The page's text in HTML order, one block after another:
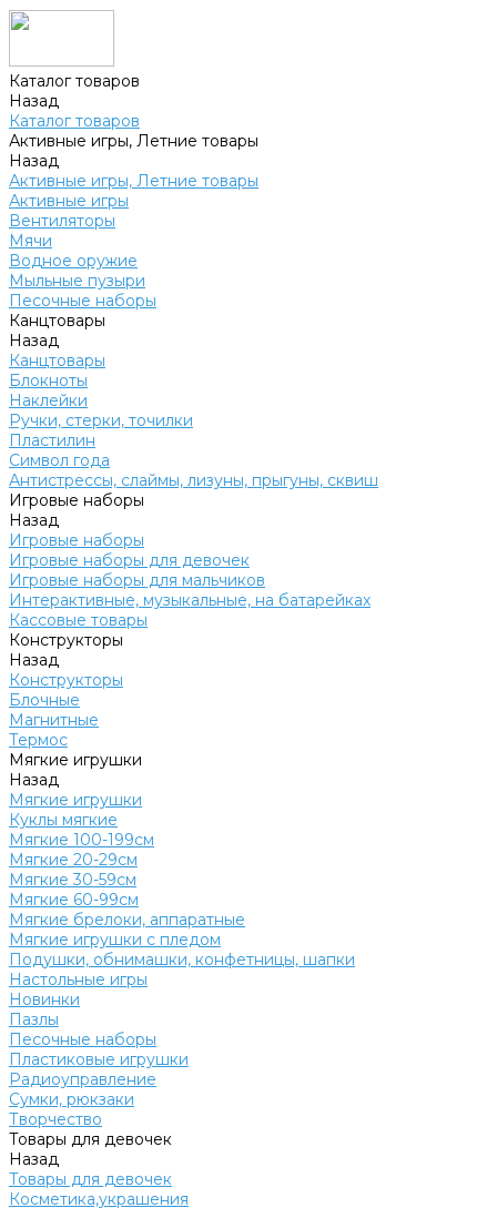
Каталог товаров
Назад
Каталог товаров
Активные игры, Летние товары
Назад
Активные игры, Летние товары
Активные игры
Вентиляторы
Мячи
Водное оружие
Мыльные пузыри
Песочные наборы
Канцтовары
Назад
Канцтовары
Блокноты
Наклейки
Ручки, стерки, точилки
Пластилин
Символ года
Антистрессы, слаймы, лизуны, прыгуны, сквиш
Игровые наборы
Назад
Игровые наборы
Игровые наборы для девочек
Игровые наборы для мальчиков
Интерактивные, музыкальные, на батарейках
Кассовые товары
Конструкторы
Назад
Конструкторы
Блочные
Магнитные
Термос
Мягкие игрушки
Назад
Мягкие игрушки
Куклы мягкие
Мягкие 100-199см
Мягкие 20-29см
Мягкие 30-59см
Мягкие 60-99см
Мягкие брелоки, аппаратные
Мягкие игрушки с пледом
Подушки, обнимашки, конфетницы, шапки
Настольные игры
Новинки
Пазлы
Песочные наборы
Пластиковые игрушки
Радиоуправление
Сумки, рюкзаки
Творчество
Товары для девочек
Назад
Товары для девочек
Косметика,украшения